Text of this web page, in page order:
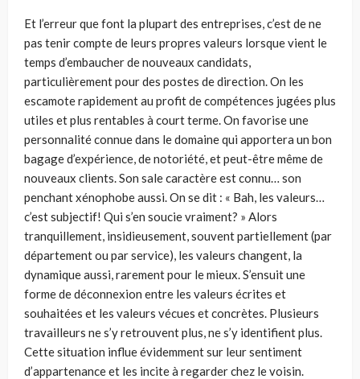
Et l’erreur que font la plupart des entreprises, c’est de ne
pas tenir compte de leurs propres valeurs lorsque vient le
temps d’embaucher de nouveaux candidats,
particulièrement pour des postes de direction. On les
escamote rapidement au profit de compétences jugées plus
utiles et plus rentables à court terme. On favorise une
personnalité connue dans le domaine qui apportera un bon
bagage d’expérience, de notoriété, et peut-être même de
nouveaux clients. Son sale caractère est connu… son
penchant xénophobe aussi. On se dit : « Bah, les valeurs…
c’est subjectif! Qui s’en soucie vraiment? » Alors
tranquillement, insidieusement, souvent partiellement (par
département ou par service), les valeurs changent, la
dynamique aussi, rarement pour le mieux. S’ensuit une
forme de déconnexion entre les valeurs écrites et
souhaitées et les valeurs vécues et concrètes. Plusieurs
travailleurs ne s’y retrouvent plus, ne s’y identifient plus.
Cette situation influe évidemment sur leur sentiment
d’appartenance et les incite à regarder chez le voisin.